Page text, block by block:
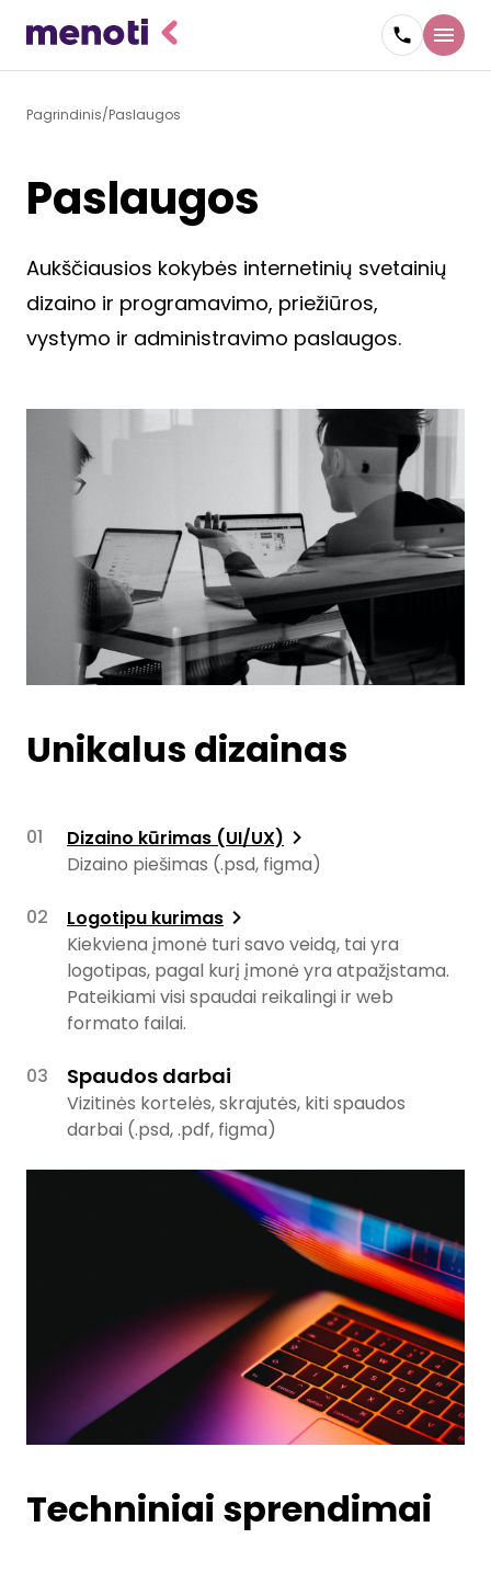
Pagrindinis Paslaugos
Paslaugos
Aukščiausios kokybės internetinių svetainių
dizaino ir programavimo, priežiūros,
vystymo ir administravimo paslaugos.
Unikalus dizainas
Dizaino kūrimas (UI/UX)
Dizaino piešimas (.psd, figma)
Logotipu kurimas
Kiekviena įmonė turi savo veidą, tai yra
logotipas, pagal kurį įmonė yra atpažįstama.
Pateikiami visi spaudai reikalingi ir web
formato failai.
Spaudos darbai
Vizitinės kortelės, skrajutės, kiti spaudos
darbai (.psd, .pdf, figma)
Techniniai sprendimai